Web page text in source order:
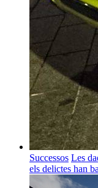
Successos Les
els delictes han